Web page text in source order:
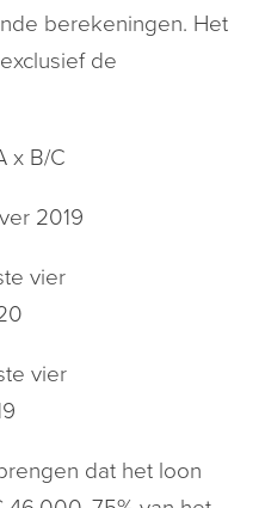
berekeningen. Het
de
x B/C
2019
vier
vier
dat het loon